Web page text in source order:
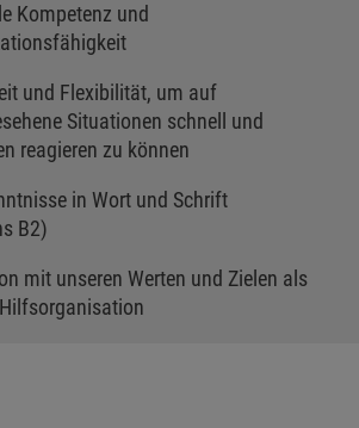
Kompetenz und
und Flexibilität, um auf
Situationen schnell und
reagieren zu können
in Wort und Schrift
B2)
mit unseren Werten und Zielen als